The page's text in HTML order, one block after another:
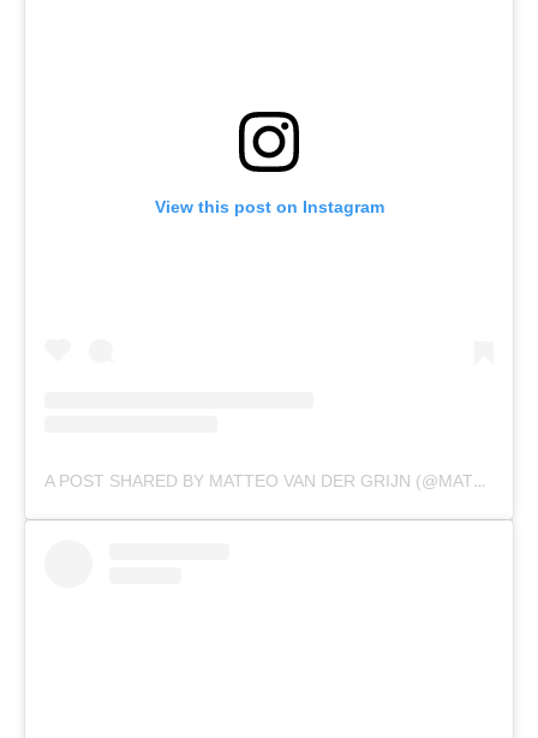
View this post on Instagram
A POST SHARED BY MATTEO VAN DER GRIJN (@MATTEOVDGRIJN)